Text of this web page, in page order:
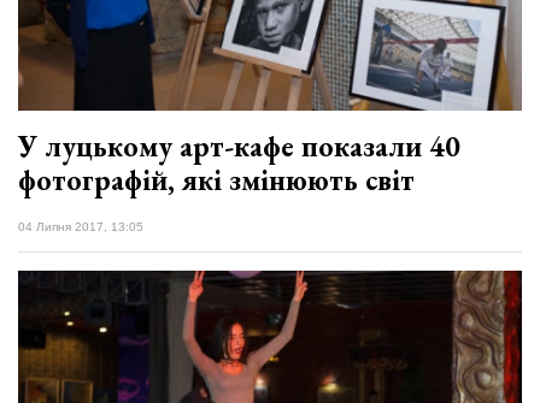
У луцькому арт-кафе показали 40
фотографій, які змінюють світ
04 Липня 2017, 13:05